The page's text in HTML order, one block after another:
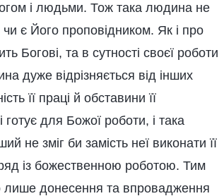
і людьми. Тож така людина не
є Його проповідником. Як і про
Богові, та в сутності своєї роботи
дуже відрізняється від інших
її праці й обставини її
для Божої роботи, і така
не зміг би замість неї виконати її
із божественною роботою. Тим
лише донесення та впровадження